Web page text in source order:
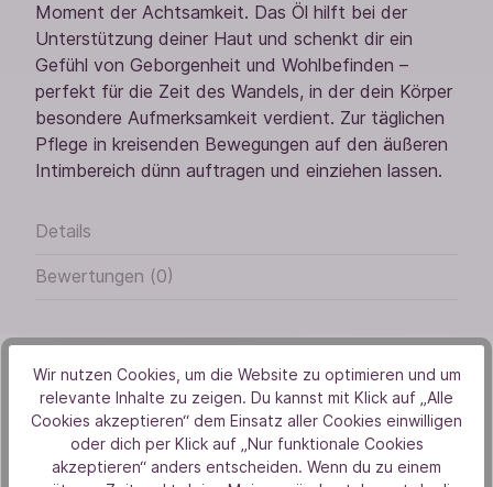
Moment der Achtsamkeit. Das Öl hilft bei der
Unterstützung deiner Haut und schenkt dir ein
Gefühl von Geborgenheit und Wohlbefinden –
perfekt für die Zeit des Wandels, in der dein Körper
besondere Aufmerksamkeit verdient. Zur täglichen
Pflege in kreisenden Bewegungen auf den äußeren
Intimbereich dünn auftragen und einziehen lassen.
Details
Bewertungen (0)
Von Herzen
Wir nutzen Cookies, um die Website zu optimieren und um
relevante Inhalte zu zeigen. Du kannst mit Klick auf „Alle
Cookies akzeptieren“ dem Einsatz aller Cookies einwilligen
oder dich per Klick auf „Nur funktionale Cookies
akzeptieren“ anders entscheiden. Wenn du zu einem